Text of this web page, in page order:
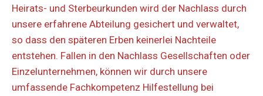
Heirats- und Sterbeurkunden wird der Nachlass durch
unsere erfahrene Abteilung gesichert und verwaltet,
so dass den späteren Erben keinerlei Nachteile
entstehen. Fallen in den Nachlass Gesellschaften oder
Einzelunternehmen, können wir durch unsere
umfassende Fachkompetenz Hilfestellung bei